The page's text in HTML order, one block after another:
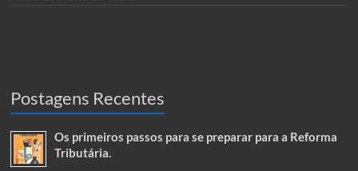
Postagens Recentes
Os primeiros passos para se preparar para a Reforma
Tributária.